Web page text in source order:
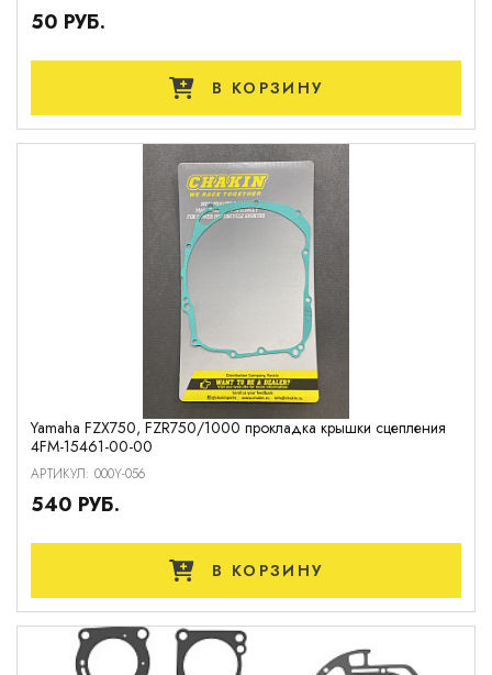
50 РУБ.
В КОРЗИНУ
Yamaha FZX750, FZR750/1000 прокладка крышки сцепления
4FM-15461-00-00
АРТИКУЛ: 000Y-056
540 РУБ.
В КОРЗИНУ